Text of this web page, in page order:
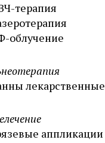
терапия
облучение
лекарственные
аппликации